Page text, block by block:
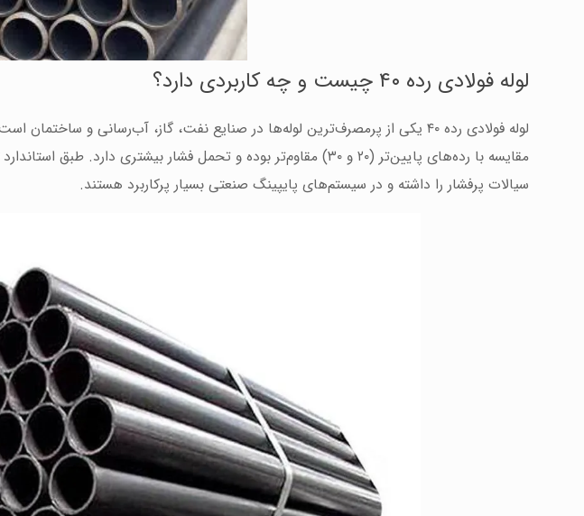
لوله فولادی رده ۴۰ چیست و چه کاربردی دارد؟
لوله فولادی رده ۴۰ یکی از پرمصرف‌ترین لوله‌ها در صنایع نفت، گاز، آب‌رسانی و ساختمان است.
مقایسه با رده‌های پایین‌تر (۲۰ و ۳۰) مقاوم‌تر بوده و تحمل فشار بیشتری دارد. طبق استاندارد
سیالات پرفشار را داشته و در سیستم‌های پایپینگ صنعتی بسیار پرکاربرد هستند.